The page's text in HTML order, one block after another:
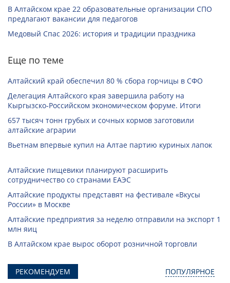
В Алтайском крае 22 образовательные организации СПО
предлагают вакансии для педагогов
Медовый Спас 2026: история и традиции праздника
Еще по теме
Алтайский край обеспечил 80 % сбора горчицы в СФО
Делегация Алтайского края завершила работу на
Кыргызско-Российском экономическом форуме. Итоги
657 тысяч тонн грубых и сочных кормов заготовили
алтайские аграрии
Вьетнам впервые купил на Алтае партию куриных лапок
Алтайские пищевики планируют расширить
сотрудничество со странами ЕАЭС
Алтайские продукты представят на фестивале «Вкусы
России» в Москве
Алтайские предприятия за неделю отправили на экспорт 1
млн яиц
В Алтайском крае вырос оборот розничной торговли
РЕКОМЕНДУЕМ ПОПУЛЯРНОЕ